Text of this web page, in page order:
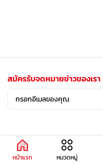
สมัครรับจดหมายข่าวของเรา
หน้าแรก หมวดหมู่